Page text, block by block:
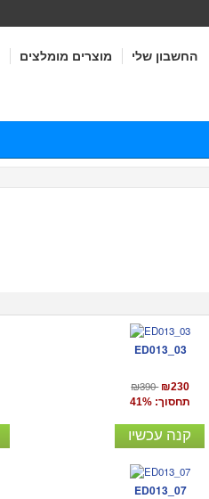
מוצרים מומלצים החשבון שלי
ED013_03
₪390 ₪230
תחסוך: 41%
קנה עכשיו
ED013_07